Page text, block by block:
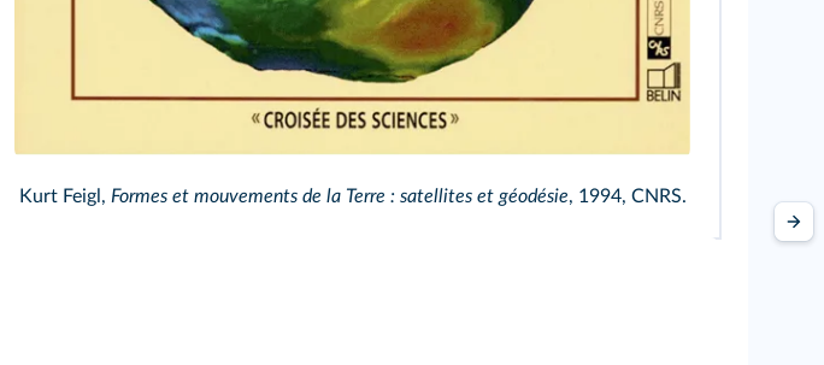
Kurt Feigl, Formes et mouvements de la Terre : satellites et géodésie, 1994, CNRS.